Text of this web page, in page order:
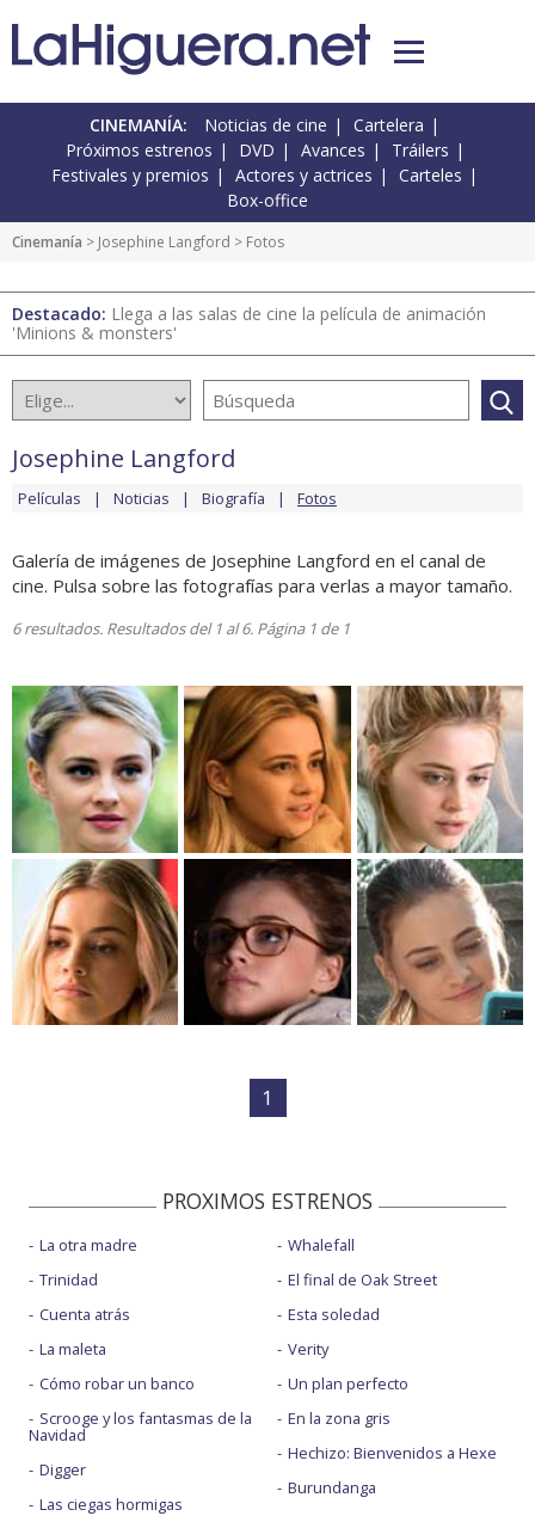
CINEMANÍA: Noticias de cine
Cartelera
Próximos estrenos
DVD Avances
Tráilers
Festivales y premios
Actores y actrices
Carteles
Box-office
Cinemanía > Josephine Langford > Fotos
Destacado: Llega a las salas de cine la película de animación
'Minions & monsters'
Josephine Langford
Películas Noticias Biografía Fotos
Galería de imágenes de Josephine Langford en el canal de
cine. Pulsa sobre las fotografías para verlas a mayor tamaño.
6 resultados. Resultados del 1 al 6. Página 1 de 1
1
PROXIMOS ESTRENOS
La otra madre
Trinidad
Cuenta atrás
La maleta
Cómo robar un banco
Scrooge y los fantasmas de la
Navidad
Digger
Las ciegas hormigas
Whalefall
El final de Oak Street
Esta soledad
Verity
Un plan perfecto
En la zona gris
Hechizo: Bienvenidos a Hexe
Burundanga